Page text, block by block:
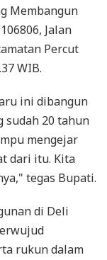
Membangun
Jalan
Percut
WIB.
ini dibangun
sudah 20 tahun
mengejar
dari itu. Kita
tegas Bupati.
di Deli
rukun dalam